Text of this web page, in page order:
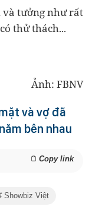
tưởng như rất
thử thách...
Ảnh: FBNV
và vợ đã
bên nhau
Copy link
Showbiz Việt